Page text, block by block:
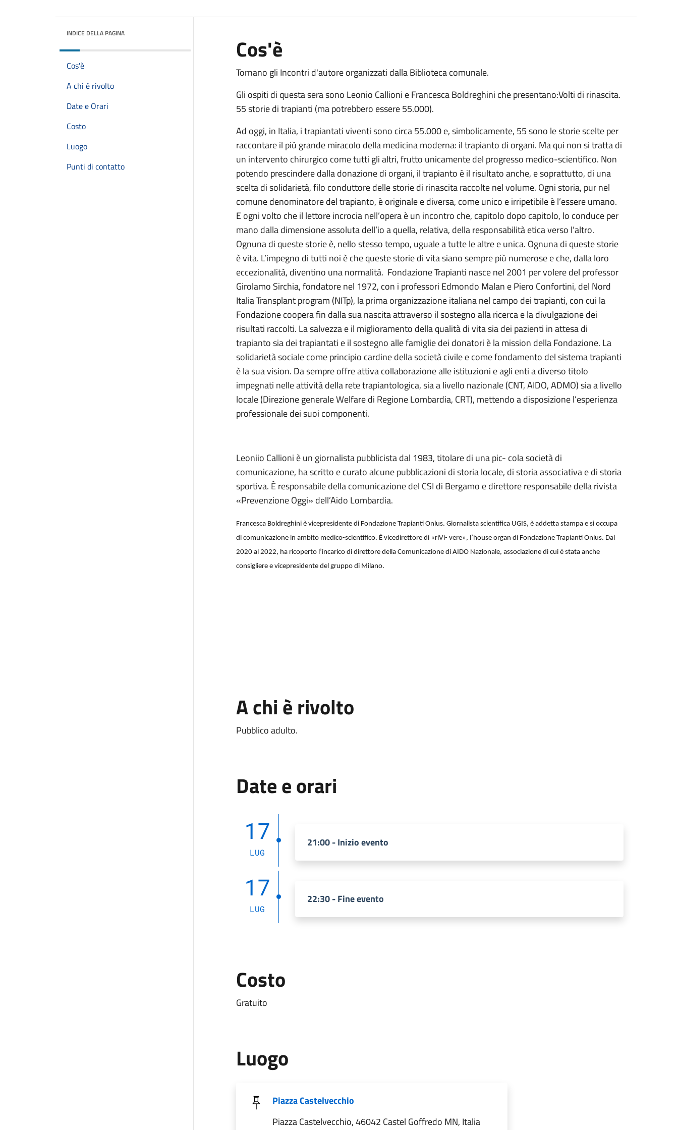
INDICE DELLA PAGINA
Cos'è
A chi è rivolto
Date e Orari
Costo
Luogo
Punti di contatto
Cos'è
Tornano gli Incontri d'autore organizzati dalla Biblioteca comunale.
Gli ospiti di questa sera sono Leonio Callioni e Francesca Boldreghini che presentano:Volti di rinascita.
55 storie di trapianti (ma potrebbero essere 55.000).
Ad oggi, in Italia, i trapiantati viventi sono circa 55.000 e, simbolicamente, 55 sono le storie scelte per
raccontare il più grande miracolo della medicina moderna: il trapianto di organi. Ma qui non si tratta di
un intervento chirurgico come tutti gli altri, frutto unicamente del progresso medico-scientifico. Non
potendo prescindere dalla donazione di organi, il trapianto è il risultato anche, e soprattutto, di una
scelta di solidarietà, filo conduttore delle storie di rinascita raccolte nel volume. Ogni storia, pur nel
comune denominatore del trapianto, è originale e diversa, come unico e irripetibile è l’essere umano.
E ogni volto che il lettore incrocia nell’opera è un incontro che, capitolo dopo capitolo, lo conduce per
mano dalla dimensione assoluta dell’io a quella, relativa, della responsabilità etica verso l’altro.
Ognuna di queste storie è, nello stesso tempo, uguale a tutte le altre e unica. Ognuna di queste storie
è vita. L’impegno di tutti noi è che queste storie di vita siano sempre più numerose e che, dalla loro
eccezionalità, diventino una normalità. Fondazione Trapianti nasce nel 2001 per volere del professor
Girolamo Sirchia, fondatore nel 1972, con i professori Edmondo Malan e Piero Confortini, del Nord
Italia Transplant program (NITp), la prima organizzazione italiana nel campo dei trapianti, con cui la
Fondazione coopera fin dalla sua nascita attraverso il sostegno alla ricerca e la divulgazione dei
risultati raccolti. La salvezza e il miglioramento della qualità di vita sia dei pazienti in attesa di
trapianto sia dei trapiantati e il sostegno alle famiglie dei donatori è la mission della Fondazione. La
solidarietà sociale come principio cardine della società civile e come fondamento del sistema trapianti
è la sua vision. Da sempre offre attiva collaborazione alle istituzioni e agli enti a diverso titolo
impegnati nelle attività della rete trapiantologica, sia a livello nazionale (CNT, AIDO, ADMO) sia a livello
locale (Direzione generale Welfare di Regione Lombardia, CRT), mettendo a disposizione l’esperienza
professionale dei suoi componenti.
Leoniio Callioni è un giornalista pubblicista dal 1983, titolare di una pic- cola società di
comunicazione, ha scritto e curato alcune pubblicazioni di storia locale, di storia associativa e di storia
sportiva. È responsabile della comunicazione del CSI di Bergamo e direttore responsabile della rivista
«Prevenzione Oggi» dell’Aido Lombardia.
Francesca Boldreghini è vicepresidente di Fondazione Trapianti Onlus. Giornalista scientifica UGIS, è addetta stampa e si occupa
di comunicazione in ambito medico-scientifico. È vicedirettore di «riVi- vere», l’house organ di Fondazione Trapianti Onlus. Dal
2020 al 2022, ha ricoperto l’incarico di direttore della Comunicazione di AIDO Nazionale, associazione di cui è stata anche
consigliere e vicepresidente del gruppo di Milano.
A chi è rivolto
Pubblico adulto.
Date e orari
17
LUG
21:00 - Inizio evento
17
LUG
22:30 - Fine evento
Costo
Gratuito
Luogo
Piazza Castelvecchio
Piazza Castelvecchio, 46042 Castel Goffredo MN, Italia